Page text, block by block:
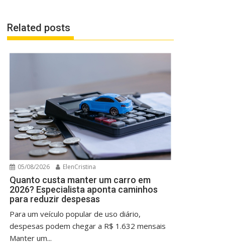
Related posts
05/08/2026 ElenCristina
Quanto custa manter um carro em
2026? Especialista aponta caminhos
para reduzir despesas
Para um veículo popular de uso diário,
despesas podem chegar a R$ 1.632 mensais
Manter um...